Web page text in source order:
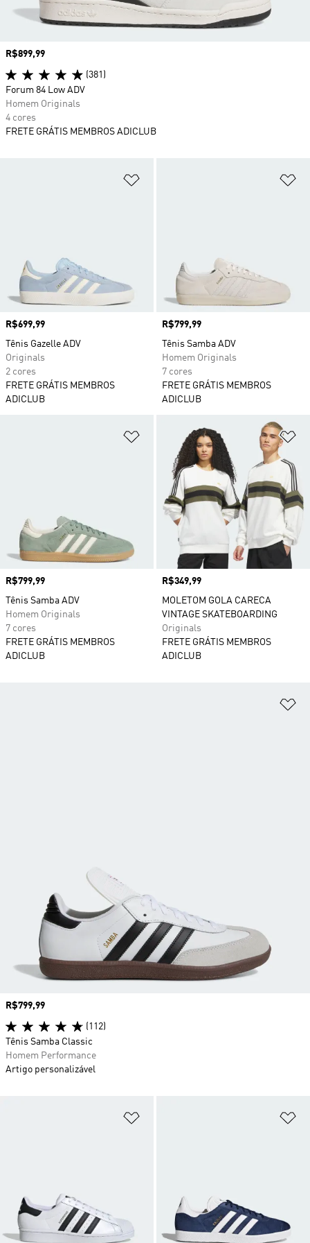
Preço
R$699,99
Tênis Gazelle ADV
Originals
2 cores
FRETE GRÁTIS MEMBROS
ADICLUB
Preço
R$799,99
Tênis Samba ADV
Homem Originals
7 cores
FRETE GRÁTIS MEMBROS
ADICLUB
Adicionar à Lista de Desejos
Preço
R$799,99
Tênis Samba ADV
Homem Originals
7 cores
FRETE GRÁTIS MEMBROS
ADICLUB
Preço
R$349,99
MOLETOM GOLA CARECA
VINTAGE SKATEBOARDING
Originals
FRETE GRÁTIS MEMBROS
ADICLUB
Preço
R$799,99
(112)
Tênis Samba Classic
Homem Performance
Artigo personalizável
Preço
R$899,99
(381)
Forum 84 Low ADV
Homem Originals
4 cores
FRETE GRÁTIS MEMBROS ADICLUB